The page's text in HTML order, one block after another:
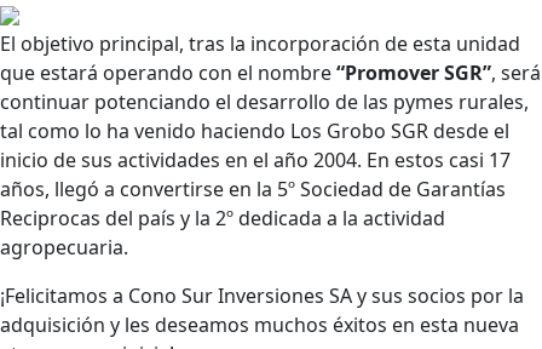
El objetivo principal, tras la incorporación de esta unidad
que estará operando con el nombre“Promover SGR”, será
continuar potenciando el desarrollo de las pymes rurales,
tal como lo ha venido haciendo Los Grobo SGR desde el
inicio de sus actividades en el año 2004. En estos casi 17
años, llegó a convertirse en la 5º Sociedad de Garantías
Reciprocas del país y la 2º dedicada a la actividad
agropecuaria.
¡Felicitamos a Cono Sur Inversiones SA y sus socios por la
adquisición y les deseamos muchos éxitos en esta nueva